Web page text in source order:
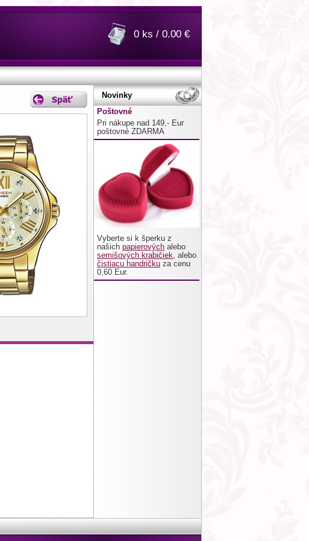
0 ks / 0.00 €
Novinky
Poštovné
Pri nákupe nad 149,- Eur
poštovné ZDARMA
Vyberte si k šperku z
našich papierových alebo
semišových krabičiek, alebo
čistiacu handričku za cenu
0,60 Eur.